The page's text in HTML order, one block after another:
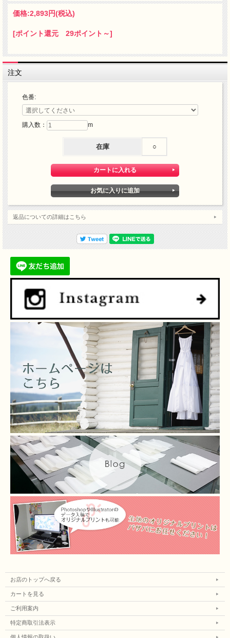
価格:2,893円(税込)
[ポイント還元 29ポイント～]
注文
色番:
購入数： m
在庫 ○
返品についての詳細はこちら
お店のトップへ戻る
カートを見る
ご利用案内
特定商取引法表示